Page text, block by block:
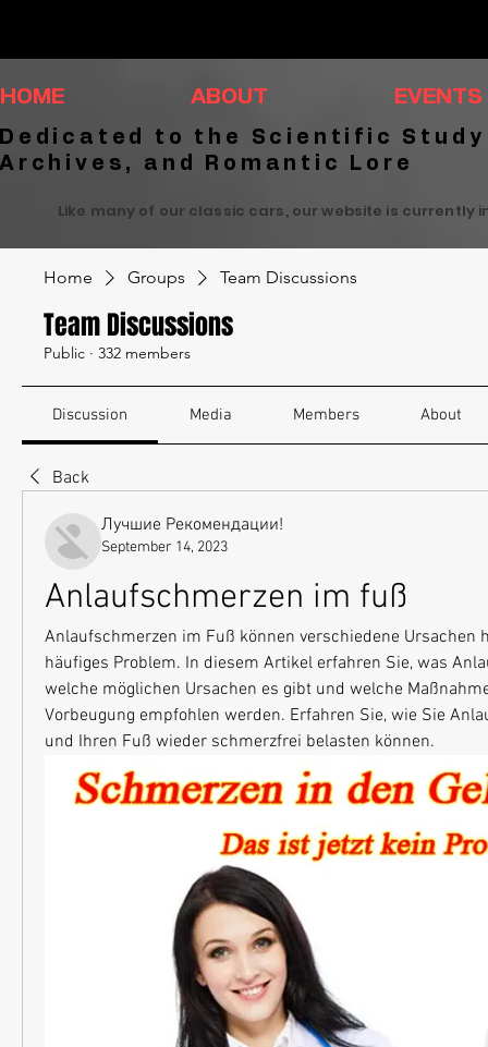
HOME ABOUT EVENTS
Dedicated to the Scientific
Archives, and Romantic Lore
Like many of our classic cars, our website is
Home Groups Team Discussions
Team Discussions
Public · 332 members
Discussion Media Members About
Back
Лучшие Рекомендации!
September 14, 2023
Anlaufschmerzen im fuß
Anlaufschmerzen im Fuß können verschiedene Ursachen
häufiges Problem. In diesem Artikel erfahren Sie, was
welche möglichen Ursachen es gibt und welche
Vorbeugung empfohlen werden. Erfahren Sie, wie Sie
und Ihren Fuß wieder schmerzfrei belasten können.